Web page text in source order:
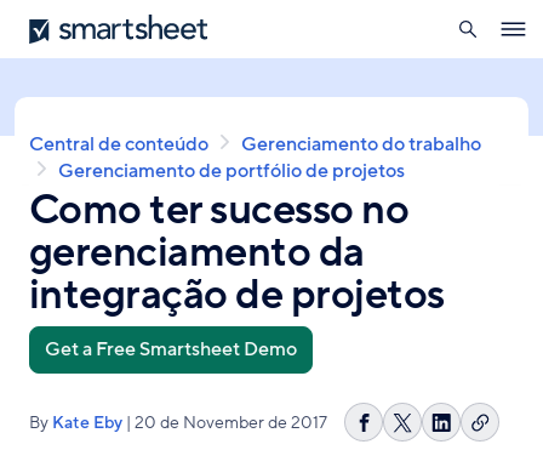
Skip
to
content
Smartsheet
pesquisa
Breadcrumb
Central de conteúdo
Gerenciamento do trabalho
Gerenciamento de portfólio de projetos
Como ter sucesso no
gerenciamento da
integração de projetos
Get a Free Smartsheet Demo
By Kate Eby | 20 de November de 2017
Compartilhar
Share
Copiar